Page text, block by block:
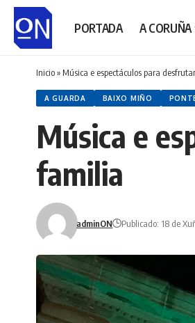
PORTADA A CORUÑA
Inicio» Música e espectáculos para
A GUARDA BAIXO MIÑO
Música e
familia
adminON Publicado: 18 de